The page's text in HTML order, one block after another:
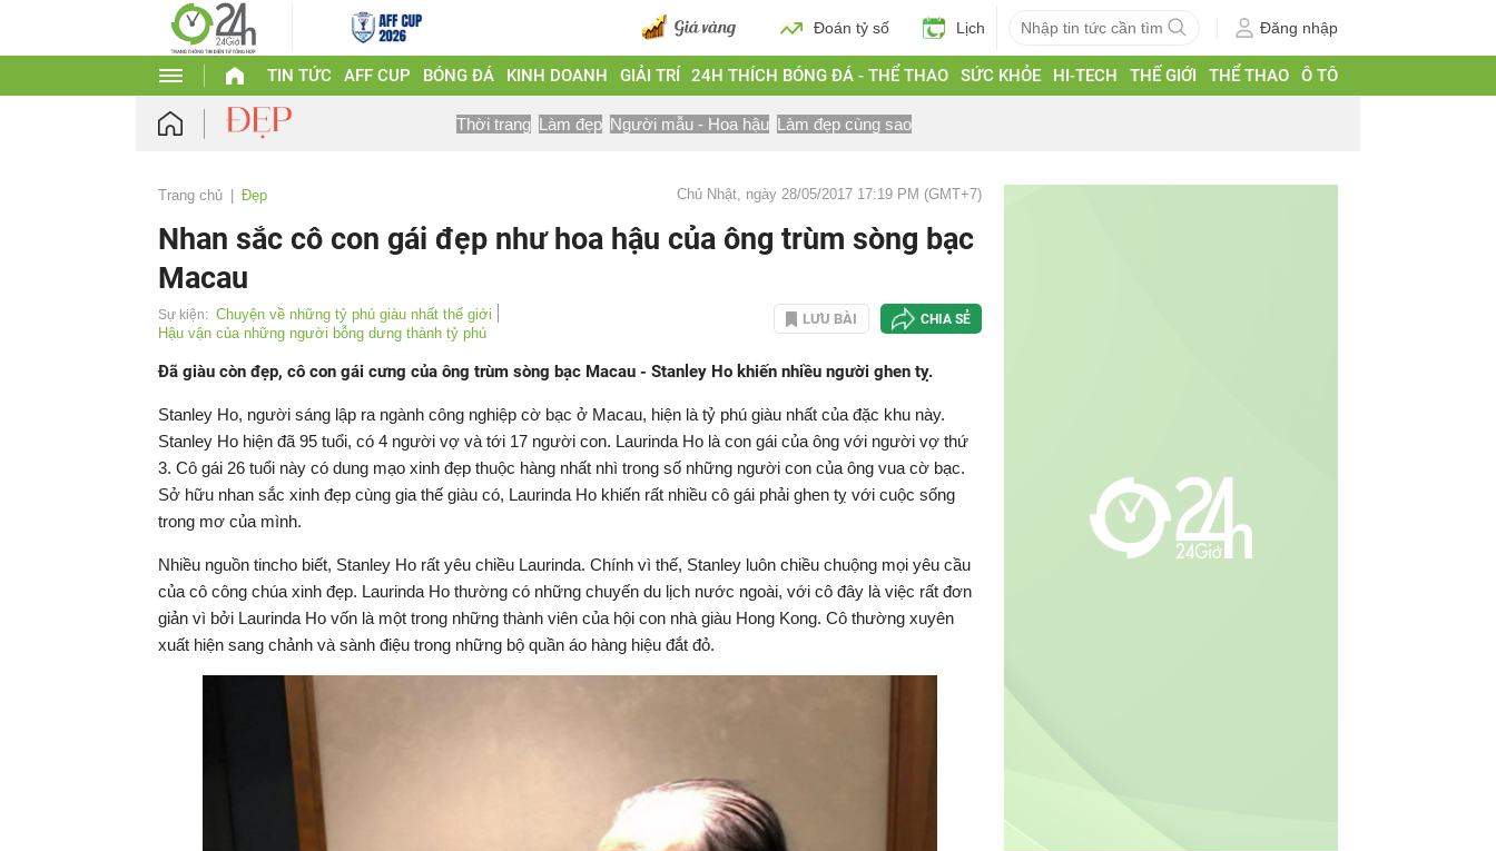
Đoán tỷ số Lịch Đăng nhập
TIN TỨC AFF CUP BÓNG ĐÁ KINH DOANH GIẢI TRÍ 24H THÍCH BÓNG ĐÁ - THỂ THAO SỨC KHỎE HI-TECH THẾ GIỚI THỂ THAO Ô TÔ
Thời trang Làm đẹp Người mẫu - Hoa hậu Làm đẹp cùng sao
Trang chủ Đẹp Chủ Nhật, ngày 28/05/2017 17:19 PM (GMT+7)
Nhan sắc cô con gái đẹp như hoa hậu của ông trùm sòng bạc
Macau
Sự kiện: Chuyện về những tỷ phú giàu nhất thế giới
Hậu vận của những người bỗng dưng thành tỷ phú
LƯU BÀI CHIA SẺ
Đã giàu còn đẹp, cô con gái cưng của ông trùm sòng bạc Macau - Stanley Ho khiến nhiều người ghen tỵ.
Stanley Ho, người sáng lập ra ngành công nghiệp cờ bạc ở Macau, hiện là tỷ phú giàu nhất của đặc khu này.
Stanley Ho hiện đã 95 tuổi, có 4 người vợ và tới 17 người con. Laurinda Ho là con gái của ông với người vợ thứ
3. Cô gái 26 tuổi này có dung mạo xinh đẹp thuộc hàng nhất nhì trong số những người con của ông vua cờ bạc.
Sở hữu nhan sắc xinh đẹp cùng gia thế giàu có, Laurinda Ho khiến rất nhiều cô gái phải ghen tỵ với cuộc sống
trong mơ của mình.
Nhiều nguồn tincho biết, Stanley Ho rất yêu chiều Laurinda. Chính vì thế, Stanley luôn chiều chuộng mọi yêu cầu
của cô công chúa xinh đẹp. Laurinda Ho thường có những chuyến du lịch nước ngoài, với cô đây là việc rất đơn
giản vì bởi Laurinda Ho vốn là một trong những thành viên của hội con nhà giàu Hong Kong. Cô thường xuyên
xuất hiện sang chảnh và sành điệu trong những bộ quần áo hàng hiệu đắt đỏ.